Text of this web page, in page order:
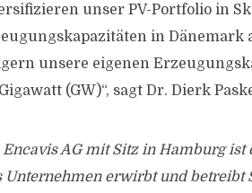
unser PV-Portfolio in
in Dänemark
unsere eigenen
(GW)“, sagt Dr. Dierk
Encavis AG mit Sitz in Hamburg
Unternehmen erwirbt und betreibt